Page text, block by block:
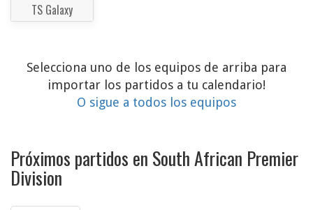
TS Galaxy
Selecciona uno de los equipos de arriba para
importar los partidos a tu calendario!
O sigue a todos los equipos
Próximos partidos en South African Premier
Division